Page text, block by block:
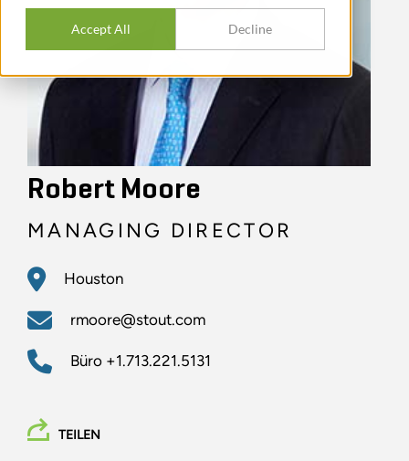
Accept All Decline
Robert Moore
MANAGING DIRECTOR
Houston
rmoore@stout.com
Büro +1.713.221.5131
TEILEN